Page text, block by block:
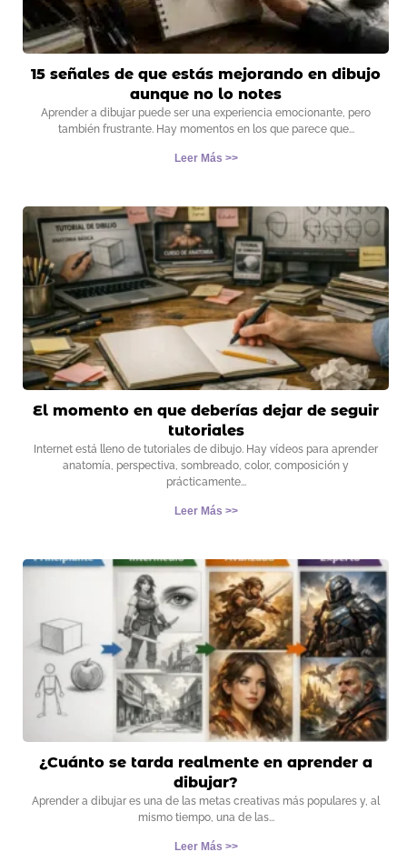
15 señales de que estás mejorando en dibujo
aunque no lo notes
Aprender a dibujar puede ser una experiencia emocionante, pero
también frustrante. Hay momentos en los que parece que
Leer Más >>
El momento en que deberías dejar de seguir
tutoriales
Internet está lleno de tutoriales de dibujo. Hay vídeos para aprender
anatomía, perspectiva, sombreado, color, composición y
prácticamente
Leer Más >>
¿Cuánto se tarda realmente en aprender a
dibujar?
Aprender a dibujar es una de las metas creativas más populares y, al
mismo tiempo, una de las
Leer Más >>